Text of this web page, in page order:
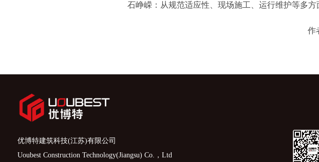
石峥嵘：从规范适应性、现场施工、运行维护等多
作
优博特建筑科技(江苏)有限公司
Uoubest Construction Technology(Jiangsu) Co.，Ltd